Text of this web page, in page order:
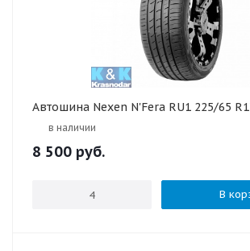
Автошина Nexen N'Fera RU1 225/65
в наличии
8 500 руб.
В